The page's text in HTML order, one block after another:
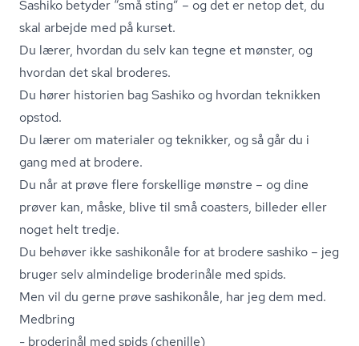
Sashiko betyder “små sting” – og det er netop det, du
skal arbejde med på kurset.
Du lærer, hvordan du selv kan tegne et mønster, og
hvordan det skal broderes.
Du hører historien bag Sashiko og hvordan teknikken
opstod.
Du lærer om materialer og teknikker, og så går du i
gang med at brodere.
Du når at prøve flere forskellige mønstre – og dine
prøver kan, måske, blive til små coasters, billeder eller
noget helt tredje.
Du behøver ikke sashikonåle for at brodere sashiko – jeg
bruger selv almindelige broderinåle med spids.
Men vil du gerne prøve sashikonåle, har jeg dem med.
Medbring
- broderinål med spids (chenille)